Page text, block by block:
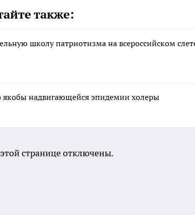
также:
школу патриотизма на всероссийском
якобы надвигающейся эпидемии холеры
странице отключены.